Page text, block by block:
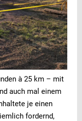
à 25 km – mit
auch mal einem
je einen
fordernd,